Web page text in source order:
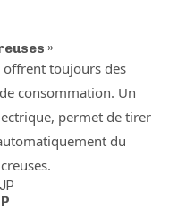
»
offrent toujours des
consommation. Un
permet de tirer
du